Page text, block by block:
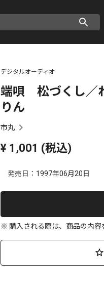
デジタルオーディオ
端唄 松づくし／
りん
市丸
¥ 1,001 (税込)
発売日： 1997年06月20日
※ 購入される際は、商品の内容